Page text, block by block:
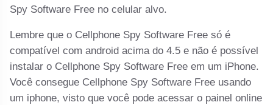
Spy Software Free no celular alvo.
Lembre que o Cellphone Spy Software Free só é
compatível com android acima do 4.5 e não é possível
instalar o Cellphone Spy Software Free em um iPhone.
Você consegue Cellphone Spy Software Free usando
um iphone, visto que você pode acessar o painel online